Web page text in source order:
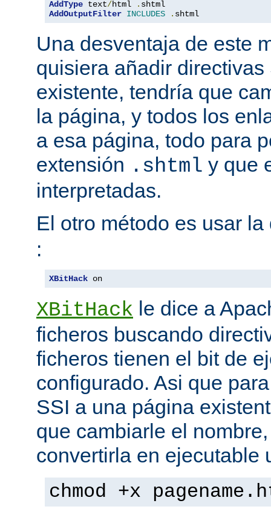
AddType text/html .
AddOutputFilter INCLUDES . shtml
Una desventaja de este
quisiera añadir
existente, tendría que
la página, y todos los
a esa página, todo para
extensión .shtml y que
interpretadas.
El otro método es usar
:
XBitHack on
XBitHack le dice a
ficheros buscando
ficheros tienen el bit de
configurado. Asi que
SSI a una página
que cambiarle el
convertirla en ejecutable
chmod +x